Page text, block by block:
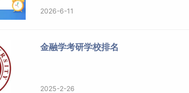
2026-6-11
金融学考研学校排名
2025-2-26